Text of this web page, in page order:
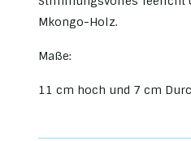
Mkongo-Holz.
Maße:
11 cm hoch und 7 cm